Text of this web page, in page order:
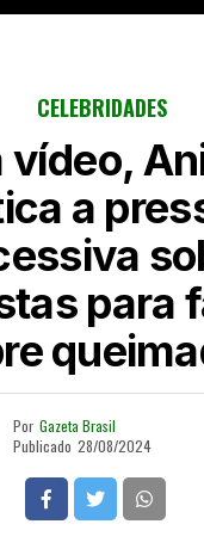
CELEBRIDADES
vídeo,
a
para
Por Gazeta Brasil
Publicado 28/08/2024